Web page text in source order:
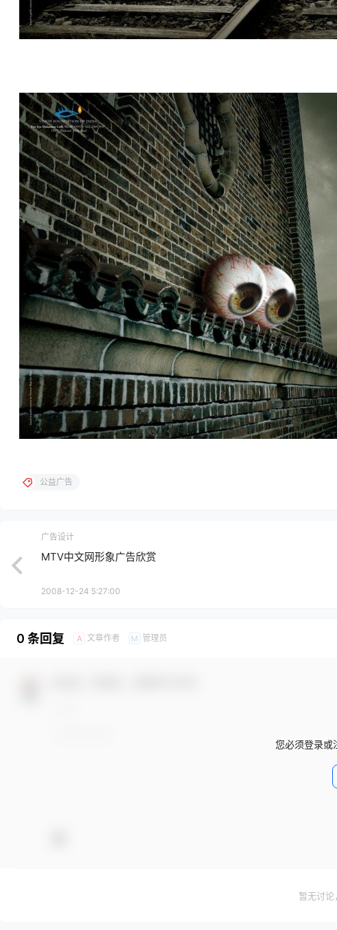
公益广告
广告设计
MTV中文网形象广告欣赏
2008-12-24 5:27:00
0 条回复 A 文章作者 M 管理员
您必须登录或
暂无讨论